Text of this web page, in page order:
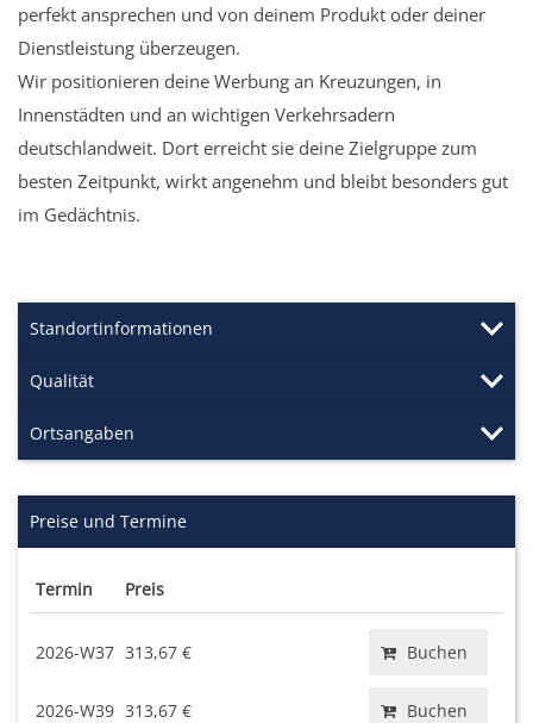
perfekt ansprechen und von deinem Produkt oder deiner
Dienstleistung überzeugen.
Wir positionieren deine Werbung an Kreuzungen, in
Innenstädten und an wichtigen Verkehrsadern
deutschlandweit. Dort erreicht sie deine Zielgruppe zum
besten Zeitpunkt, wirkt angenehm und bleibt besonders gut
im Gedächtnis.
Standortinformationen
Qualität
Ortsangaben
Preise und Termine
Termin Preis
2026-W37 313,67 € Buchen
2026-W39 313,67 € Buchen